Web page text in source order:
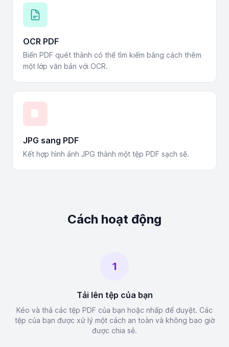
OCR PDF
Biến PDF quét thành có thể tìm kiếm bằng cách thêm
một lớp văn bản với OCR.
JPG sang PDF
Kết hợp hình ảnh JPG thành một tệp PDF sạch sẽ.
Cách hoạt động
1
Tải lên tệp của bạn
Kéo và thả các tệp PDF của bạn hoặc nhấp để duyệt. Các
tệp của bạn được xử lý một cách an toàn và không bao giờ
được chia sẻ.